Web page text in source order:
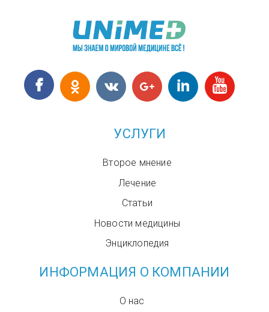
УСЛУГИ
Второе мнение
Лечение
Статьи
Новости медицины
Энциклопедия
ИНФОРМАЦИЯ О КОМПАНИИ
О нас